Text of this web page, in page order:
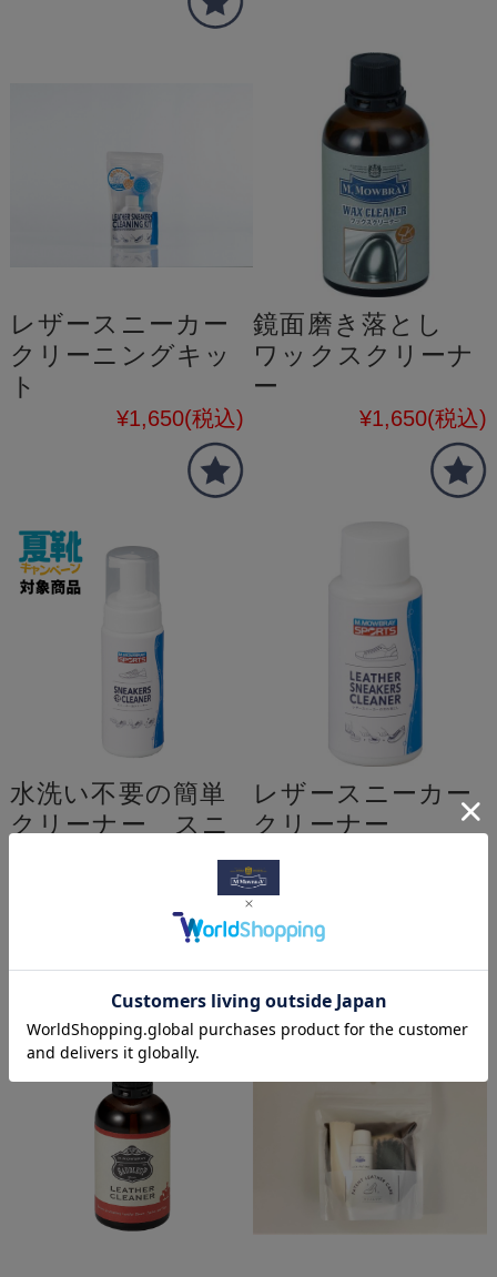
レザースニーカー
クリーニングキッ
ト
¥1,650(税込)
鏡面磨き落とし
ワックスクリーナ
ー
¥1,650(税込)
水洗い不要の簡単
クリーナー スニ
ーカー泡クリーナ
¥1,980(税込)
レザースニーカー
クリーナー